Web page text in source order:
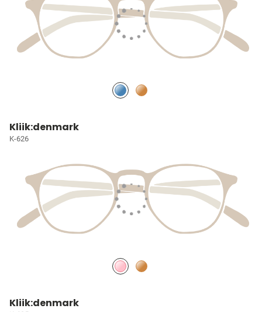
Kliik:denmark
K-626
Kliik:denmark